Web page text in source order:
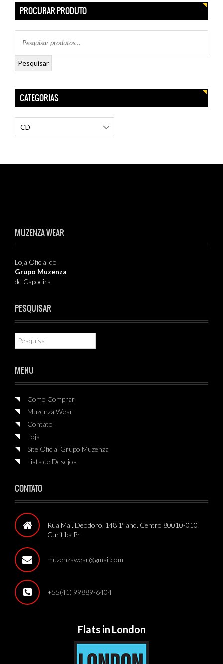
PROCURAR PRODUTO
Pesquisar
CATEGORIAS
CD
MUZENZA WEAR
Loja Oficial do
Grupo Muzenza
de Capoeira
PESQUISAR
MENU
Como Comprar
Muzenza Wear
Contato
Loja
Site Oficial Grupo Muzenza
Lista de Desejos
CONTATO
Rua Mal. Deodoro, 148 1º and. Centro 80010-010
Curitiba Pr
muzenzawear@gmail.com
+55(41) 99889-6404
Flats in London